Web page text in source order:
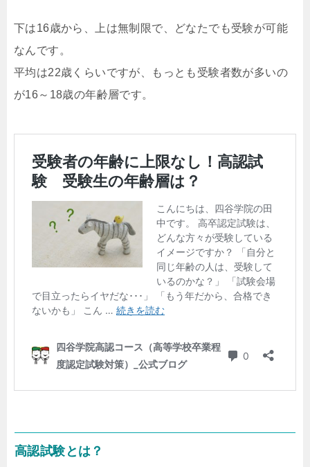
下は16歳から、上は無制限で、どなたでも受験が可能
なんです。
平均は22歳くらいですが、もっとも受験者数が多いの
が16～18歳の年齢層です。
高認試験とは？